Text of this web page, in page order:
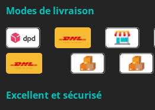
Modes de livraison
Excellent et sécurisé